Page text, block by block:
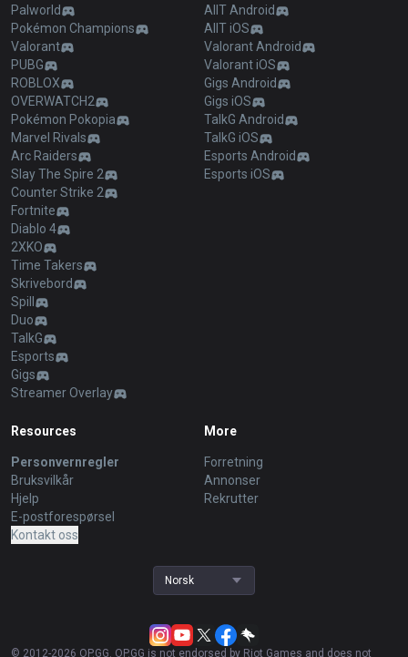
Palworld
Pokémon Champions
Valorant
PUBG
ROBLOX
OVERWATCH2
Pokémon Pokopia
Marvel Rivals
Arc Raiders
Slay The Spire 2
Counter Strike 2
Fortnite
Diablo 4
2XKO
Time Takers
Skrivebord
Spill
Duo
TalkG
Esports
Gigs
Streamer Overlay
AllT Android
AllT iOS
Valorant Android
Valorant iOS
Gigs Android
Gigs iOS
TalkG Android
TalkG iOS
Esports Android
Esports iOS
Resources
Personvernregler
Bruksvilkår
Hjelp
E-postforespørsel
Kontakt oss
More
Forretning
Annonser
Rekrutter
Norsk
© 2012-2026 OP.GG. OP.GG is not endorsed by Riot Games and does not